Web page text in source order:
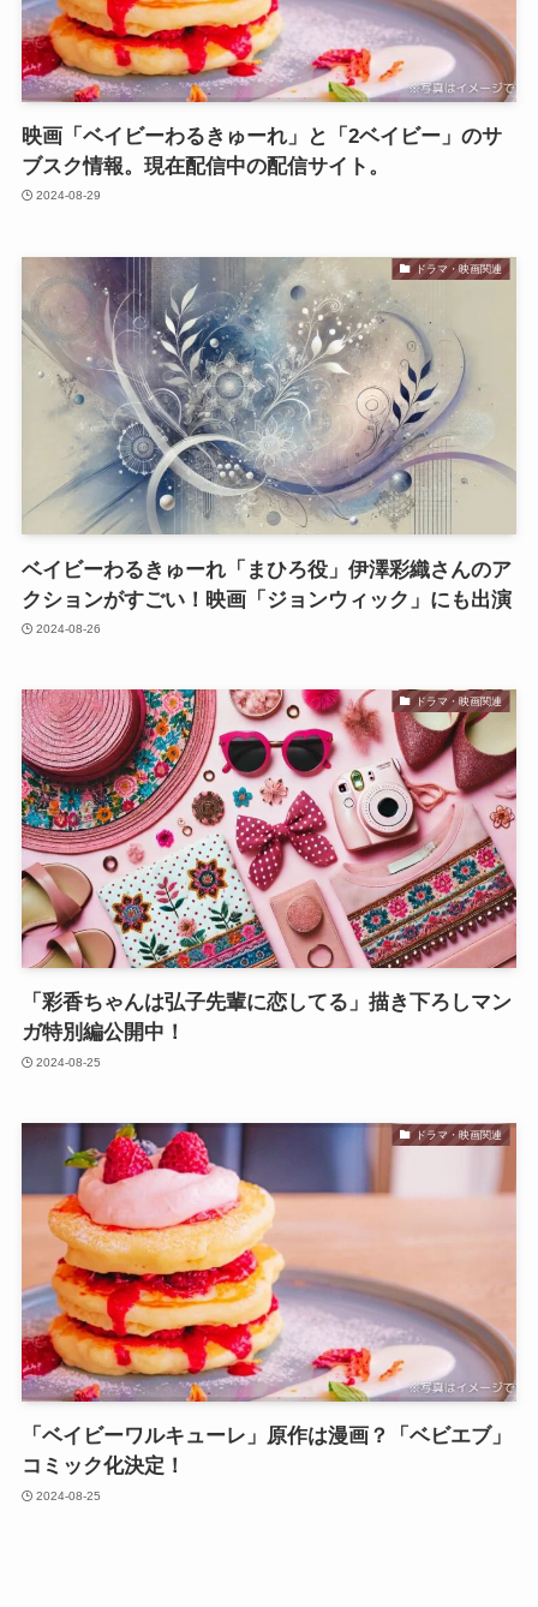
映画「ベイビーわるきゅーれ」と「2ベイビー」のサ
ブスク情報。現在配信中の配信サイト。
2024-08-29
ドラマ・映画関連
ベイビーわるきゅーれ「まひろ役」伊澤彩織さんのア
クションがすごい！映画「ジョンウィック」にも出演
2024-08-26
ドラマ・映画関連
「彩香ちゃんは弘子先輩に恋してる」描き下ろしマン
ガ特別編公開中！
2024-08-25
ドラマ・映画関連
「ベイビーワルキューレ」原作は漫画？「ベビエブ」
コミック化決定！
2024-08-25